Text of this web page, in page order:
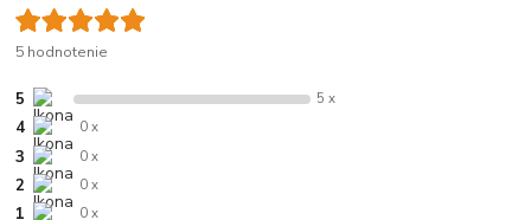
5 hodnotenie
5 5 x
4 0 x
3 0 x
2 0 x
1 0 x